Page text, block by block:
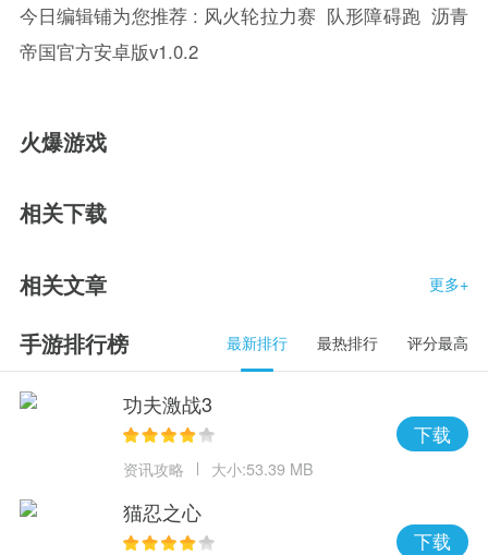
今日编辑铺为您推荐 : 风火轮拉力赛 队形障碍跑 沥青
帝国官方安卓版v1.0.2
火爆游戏
相关下载
相关文章 更多+
手游排行榜 最新排行 最热排行 评分最高
功夫激战3
资讯攻略 大小:53.39 MB
下载
猫忍之心
下载